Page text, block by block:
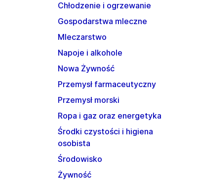
Chłodzenie i ogrzewanie
Gospodarstwa mleczne
Mleczarstwo
Napoje i alkohole
Nowa Żywność
Przemysł farmaceutyczny
Przemysł morski
Ropa i gaz oraz energetyka
Środki czystości i higiena
osobista
Środowisko
Żywność